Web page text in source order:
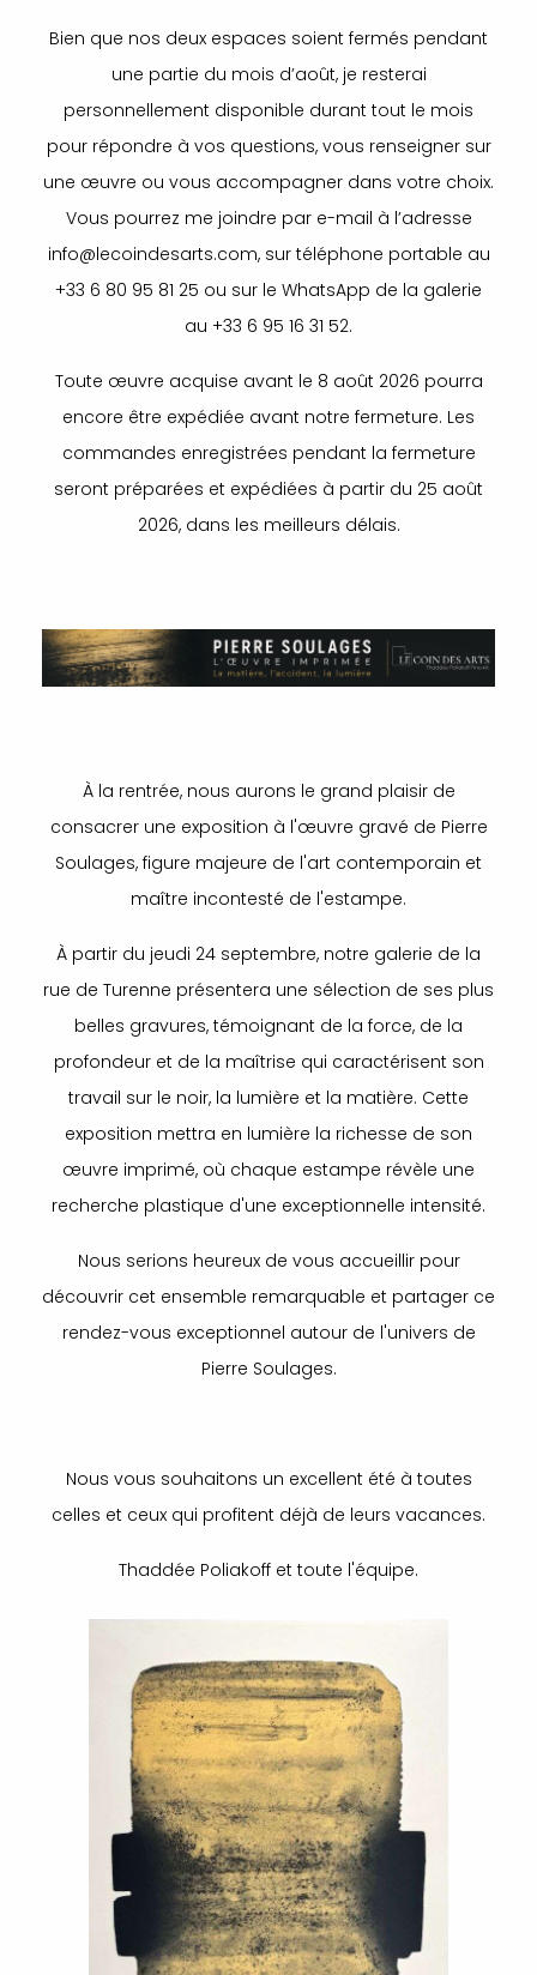
Bien que nos deux espaces soient fermés pendant
une partie du mois d’août, je resterai
personnellement disponible durant tout le mois
pour répondre à vos questions, vous renseigner sur
une œuvre ou vous accompagner dans votre choix.
Vous pourrez me joindre par e-mail à l’adresse
info@lecoindesarts.com, sur téléphone portable au
+33 6 80 95 81 25 ou sur le WhatsApp de la galerie
au +33 6 95 16 31 52.
Toute œuvre acquise avant le 8 août 2026 pourra
encore être expédiée avant notre fermeture. Les
commandes enregistrées pendant la fermeture
seront préparées et expédiées à partir du 25 août
2026, dans les meilleurs délais.
À la rentrée, nous aurons le grand plaisir de
consacrer une exposition à l'œuvre gravé de Pierre
Soulages, figure majeure de l'art contemporain et
maître incontesté de l'estampe.
À partir du jeudi 24 septembre, notre galerie de la
rue de Turenne présentera une sélection de ses plus
belles gravures, témoignant de la force, de la
profondeur et de la maîtrise qui caractérisent son
travail sur le noir, la lumière et la matière. Cette
exposition mettra en lumière la richesse de son
œuvre imprimé, où chaque estampe révèle une
recherche plastique d'une exceptionnelle intensité.
Nous serions heureux de vous accueillir pour
découvrir cet ensemble remarquable et partager ce
rendez-vous exceptionnel autour de l'univers de
Pierre Soulages.
Nous vous souhaitons un excellent été à toutes
celles et ceux qui profitent déjà de leurs vacances.
Thaddée Poliakoff et toute l'équipe.